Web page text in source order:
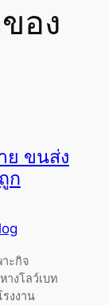
อง
ย ขนส่ง
ก
ะกิจ
างโลว์เบท
งงาน